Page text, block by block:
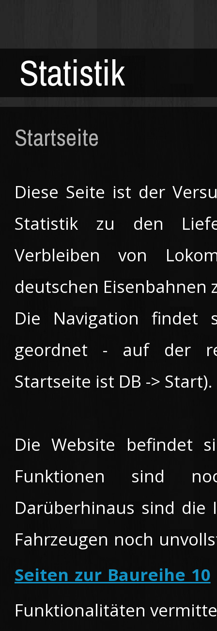
Statistik
Startseite
Diese Seite ist der
Statistik zu den
Verbleiben von
deutschen Eisenbahnen
Die Navigation findet
geordnet - auf der
Startseite ist DB -> Start).
Die Website befindet
Funktionen sind
Darüberhinaus sind
Fahrzeugen noch
Seiten zur Baureihe 10
Funktionalitäten